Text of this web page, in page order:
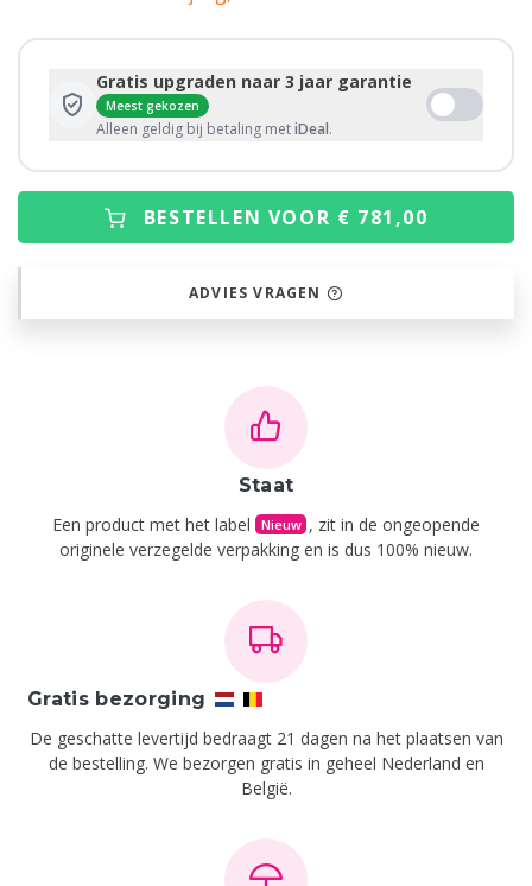
Gratis upgraden naar 3 jaar garantie
Meest gekozen
Alleen geldig bij betaling metiDeal.
BESTELLEN VOOR € 781,00
ADVIES VRAGEN
Staat
Een product met het label Nieuw , zit in de ongeopende
originele verzegelde verpakking en is dus 100% nieuw.
Gratis bezorging
De geschatte levertijd bedraagt 21 dagen na het plaatsen van
de bestelling. We bezorgen gratis in geheel Nederland en
België.